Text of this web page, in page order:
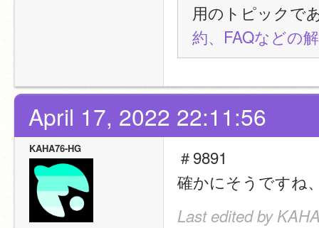
用のトピックで
約、FAQなどの
April 17, 2022 22:11:56
KAHA76-HG
＃9891
確かにそうですね
Last edited by